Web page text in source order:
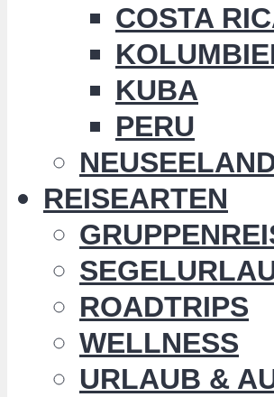
COSTA
KUBA
PERU
REISEARTEN
ROADTRIPS
WELLNESS
URLAUB &